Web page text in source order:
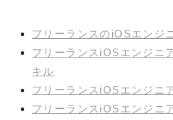
フリーランスのiOSエンジ
フリーランスiOSエンジニ
キル
フリーランスiOSエンジニ
フリーランスiOSエンジニ